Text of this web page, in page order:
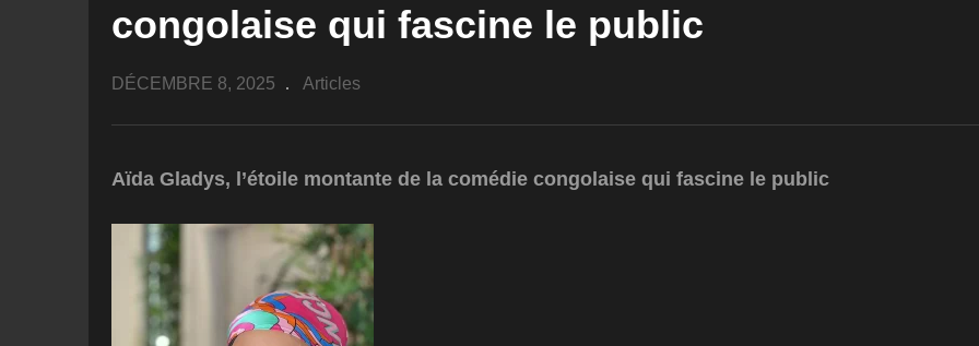
congolaise qui fascine le public
DÉCEMBRE 8, 2025 Articles
Aïda Gladys, l’étoile montante de la comédie congolaise qui fascine le public